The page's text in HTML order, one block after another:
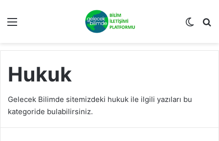
Dış
Hukuk
Gelecek Bilimde sitemizdeki hukuk ile ilgili yazıları bu
kategoride bulabilirsiniz.